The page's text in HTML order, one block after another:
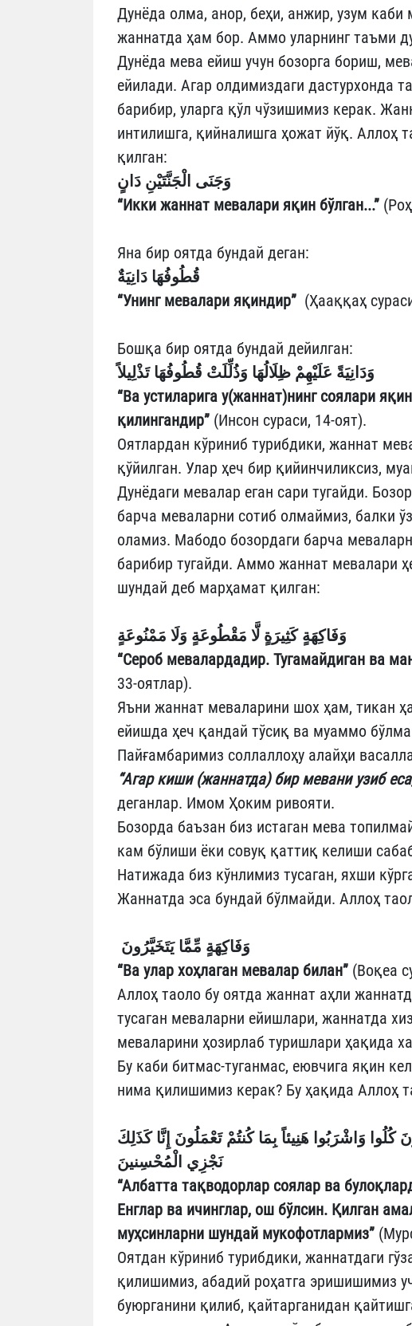
Дунёда олма, анор, беҳи, анжир, узум
жаннатда ҳам бор. Аммо уларнинг таъми
Дунёда мева ейиш учун бозорга бориш,
ейилади. Агар олдимиздаги дастурхонда
барибир, уларга қўл чўзишимиз керак.
интилишга, қийналишга ҳожат йўқ. Аллоҳ
қилган:
وَجَنَى الْجَنَّتَيْنِ دَانٍ
“Икки жаннат мевалари яқин бўлган...”
Яна бир оятда бундай деган:
قُطُوفُهَا دَانِيَةٌ
“Унинг мевалари яқиндир” (Ҳааққаҳ
Бошқа бир оятда бундай дейилган:
وَدَانِيَةً عَلَيْهِمْ ظِلَالُهَا وَذُلِّلَتْ قُطُوفُهَا تَذْلِيلاً
“Ва устиларига у(жаннат)нинг соялари
қилингандир” (Инсон сураси, 14-оят).
Оятлардан кўриниб турибдики, жаннат
қўйилган. Улар ҳеч бир қийинчиликсиз,
Дунёдаги мевалар еган сари тугайди.
барча меваларни сотиб олмаймиз, балки
оламиз. Мабодо бозордаги барча
барибир тугайди. Аммо жаннат мевалари
шундай деб марҳамат қилган:
وَفَاكِهَةٍ كَثِيرَةٍ لَّا مَقْطُوعَةٍ وَلَا مَمْنُوعَةٍ
“Сероб мевалардадир. Тугамайдиган ва
33-оятлар).
Яъни жаннат меваларини шох ҳам, тикан
ейишда ҳеч қандай тўсиқ ва муаммо
Пайғамбаримиз соллаллоҳу алайҳи
“Агар киши (жаннатда) бир мевани узиб
деганлар. Имом Ҳоким ривояти.
Бозорда баъзан биз истаган мева
кам бўлиши ёки совуқ қаттиқ келиши
Натижада биз кўнлимиз тусаган, яхши
Жаннатда эса бундай бўлмайди. Аллоҳ
وَفَاكِهَةٍ مِّمَّا يَتَخَيَّرُونَ
“Ва улар хоҳлаган мевалар билан” (Воқеа
Аллоҳ таоло бу оятда жаннат аҳли
тусаган меваларни ейишлари, жаннатда
меваларини ҳозирлаб туришлари ҳақида
Бу каби битмас-туганмас, еювчига яқин
нима қилишимиз керак? Бу ҳақида Аллоҳ
كُلُوا وَاشْرَبُوا هَنِيئاً بِمَا كُنتُمْ تَعْمَلُونَ إِنَّا كَذَلِكَ
نَجْزِي الْمُحْسِنينَ
“Албатта тақводорлар соялар ва
Енглар ва ичинглар, ош бўлсин. Қилган
муҳсинларни шундай мукофотлармиз”
Оятдан кўриниб турибдики, жаннатдаги
қилишимиз, абадий роҳатга эришишимиз
буюрганини қилиб, қайтарганидан